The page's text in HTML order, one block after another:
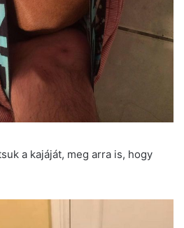
a kajáját, meg arra is, hogy